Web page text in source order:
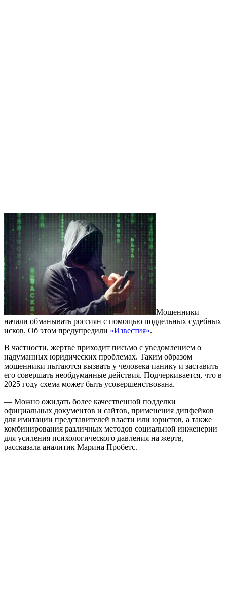
Мошенники
начали обманывать россиян с помощью поддельных судебных
исков. Об этом предупредили «Известия».
В частности, жертве приходит письмо с уведомлением о
надуманных юридических проблемах. Таким образом
мошенники пытаются вызвать у человека панику и заставить
его совершать необдуманные действия. Подчеркивается, что в
2025 году схема может быть усовершенствована.
— Можно ожидать более качественной подделки
официальных документов и сайтов, применения дипфейков
для имитации представителей власти или юристов, а также
комбинирования различных методов социальной инженерии
для усиления психологического давления на жертв, —
рассказала аналитик Марина Пробетс.